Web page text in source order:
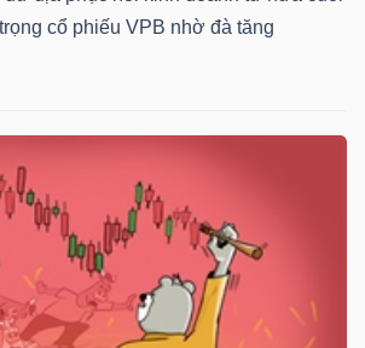
cổ phiếu VPB nhờ đà tăng